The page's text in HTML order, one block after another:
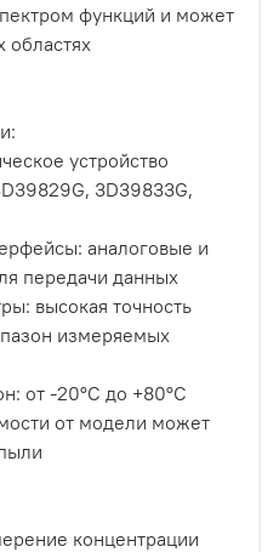
функций и может
областях
устройство
3D39833G,
аналоговые и
передачи данных
высокая точность
измеряемых
от -20°C до +80°C
от модели может
концентрации